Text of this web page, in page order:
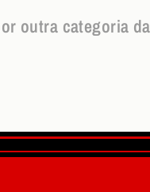
outra categoria